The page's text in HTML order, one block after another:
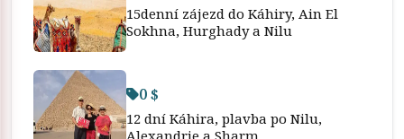
15denní zájezd do Káhiry, Ain El
Sokhna, Hurghady a Nilu
0 $
12 dní Káhira, plavba po Nilu,
Alexandrie a Sharm